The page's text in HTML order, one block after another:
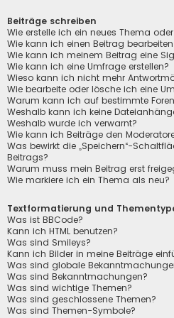
Beiträge schreiben
Wie erstelle ich ein neues Thema
Wie kann ich einen Beitrag
Wie kann ich meinem Beitrag eine
Wie kann ich eine Umfrage erstellen?
Wieso kann ich nicht mehr
Wie bearbeite oder lösche ich eine
Warum kann ich auf bestimmte
Weshalb kann ich keine
Weshalb wurde ich verwarnt?
Wie kann ich Beiträge den
Was bewirkt die „Speichern“-
Beitrags?
Warum muss mein Beitrag erst
Wie markiere ich ein Thema als neu?
Textformatierung und
Was ist BBCode?
Kann ich HTML benutzen?
Was sind Smileys?
Kann ich Bilder in meine Beiträge
Was sind globale
Was sind Bekanntmachungen?
Was sind wichtige Themen?
Was sind geschlossene Themen?
Was sind Themen-Symbole?